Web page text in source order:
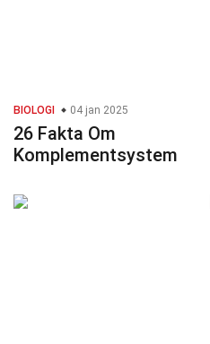
BIOLOGI 04 jan 2025
26 Fakta Om
Komplementsystem